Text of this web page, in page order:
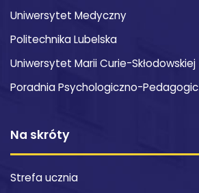
Uniwersytet Medyczny
Politechnika Lubelska
Uniwersytet Marii Curie-Skłodowskiej
Poradnia Psychologiczno-
Na skróty
Strefa ucznia